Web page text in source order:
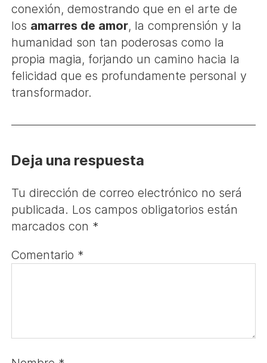
conexión, demostrando que en el arte de
los amarres de amor, la comprensión y la
humanidad son tan poderosas como la
propia magia, forjando un camino hacia la
felicidad que es profundamente personal y
transformador.
Deja una respuesta
Tu dirección de correo electrónico no será
publicada. Los campos obligatorios están
marcados con *
Comentario *